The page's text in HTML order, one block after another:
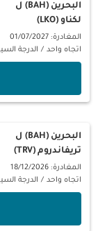
البحرين (BAH)
ل
لكناو (LKO)
المغادرة: 01/07/2027
اتجاه واحد / الدرجة
البحرين (BAH)
ل
تريفاندروم (TRV)
المغادرة: 18/12/2026
اتجاه واحد / الدرجة